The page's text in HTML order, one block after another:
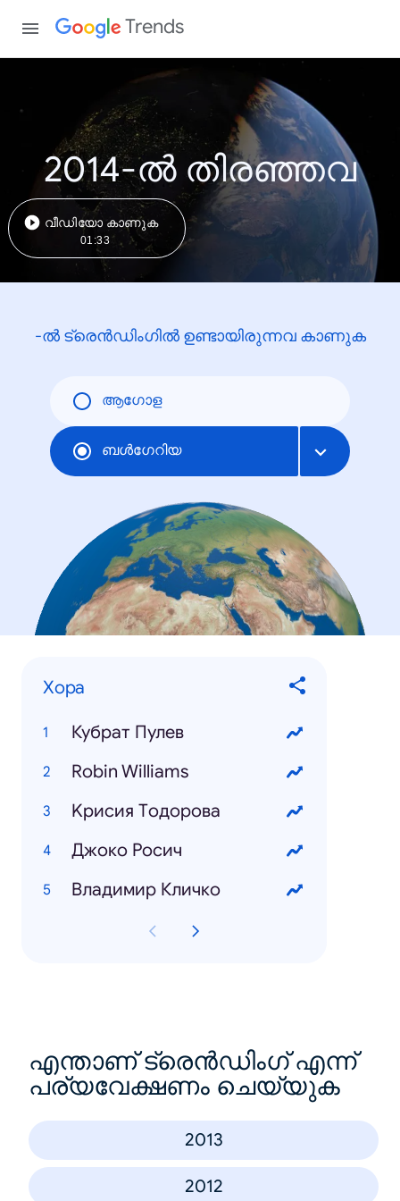
Trends
2014-ൽ തിരഞ്ഞവ
വീഡിയോ കാണുക
01:33
-ൽ ട്രെൻഡിംഗിൽ ഉണ്ടായിരുന്നവ കാണുക
ആഗോള
ബള്‍ഗേറിയ
Хора
Кубрат Пулев
Robin Williams
Kрисия Tодорова
Джоко Росич
Владимир Кличко
എന്താണ് ട്രെൻഡിംഗ് എന്ന്
പര്യവേക്ഷണം ചെയ്യുക
2013
2012